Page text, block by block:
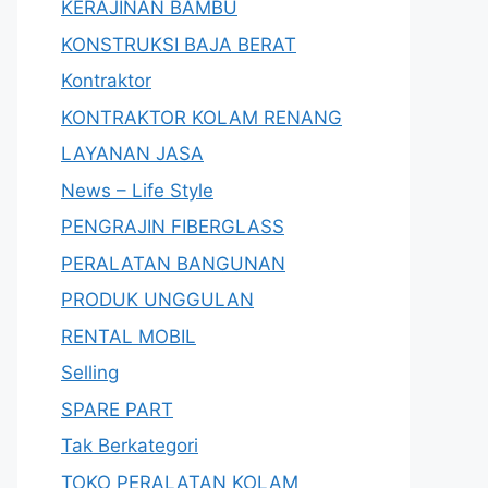
KERAJINAN BAMBU
KONSTRUKSI BAJA BERAT
Kontraktor
KONTRAKTOR KOLAM RENANG
LAYANAN JASA
News – Life Style
PENGRAJIN FIBERGLASS
PERALATAN BANGUNAN
PRODUK UNGGULAN
RENTAL MOBIL
Selling
SPARE PART
Tak Berkategori
TOKO PERALATAN KOLAM